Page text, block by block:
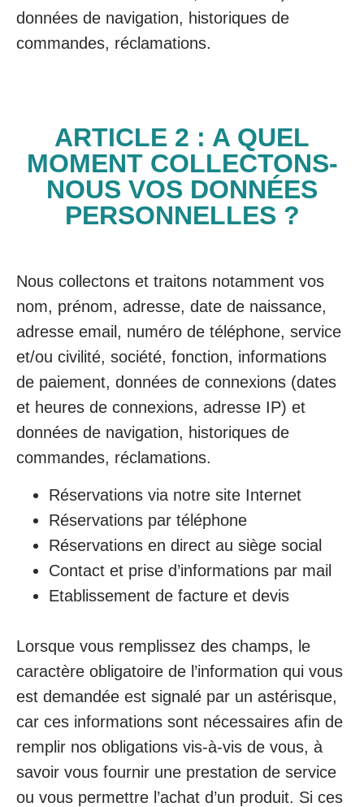
données de navigation, historiques de
commandes, réclamations.
ARTICLE 2 : A QUEL
MOMENT COLLECTONS-
NOUS VOS DONNÉES
PERSONNELLES ?
Nous collectons et traitons notamment vos
nom, prénom, adresse, date de naissance,
adresse email, numéro de téléphone, service
et/ou civilité, société, fonction, informations
de paiement, données de connexions (dates
et heures de connexions, adresse IP) et
données de navigation, historiques de
commandes, réclamations.
Réservations via notre site Internet
Réservations par téléphone
Réservations en direct au siège social
Contact et prise d’informations par mail
Etablissement de facture et devis
Lorsque vous remplissez des champs, le
caractère obligatoire de l’information qui vous
est demandée est signalé par un astérisque,
car ces informations sont nécessaires afin de
remplir nos obligations vis-à-vis de vous, à
savoir vous fournir une prestation de service
ou vous permettre l’achat d’un produit. Si ces